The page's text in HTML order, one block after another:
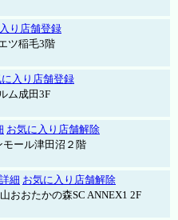
り店舗登録
ツ稲毛3階
に入り店舗登録
ム成田3F
お気に入り店舗解除
ール津田沼２階
詳細 お気に入り店舗解除
おおたかの森SC ANNEX1 2F